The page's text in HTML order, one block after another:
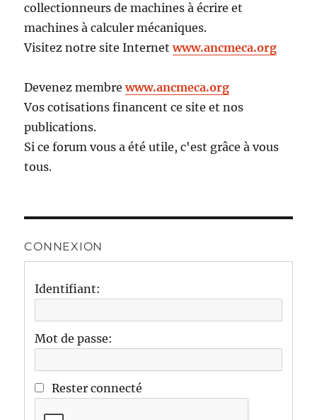
collectionneurs de machines à écrire et
machines à calculer mécaniques.
Visitez notre site Internetwww.ancmeca.org
Devenez membrewww.ancmeca.org
Vos cotisations financent ce site et nos
publications.
Si ce forum vous a été utile, c'est grâce à vous
tous.
CONNEXION
Identifiant:
Mot de passe:
Rester connecté